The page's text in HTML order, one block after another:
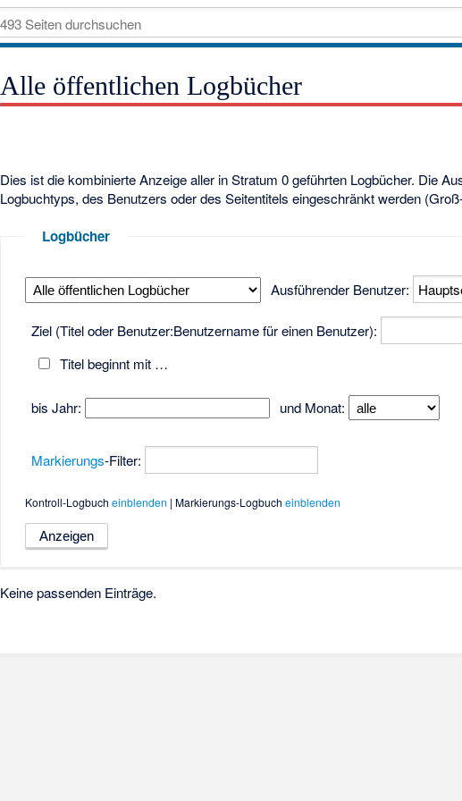
Alle öffentlichen Logbücher
Dies ist die kombinierte Anzeige aller in Stratum 0 geführten Logbücher. Die
Logbuchtyps, des Benutzers oder des Seitentitels eingeschränkt werden
Logbücher
Ausführender Benutzer:
Ziel (Titel oder Benutzer:Benutzername für einen Benutzer):
Titel beginnt mit …
bis Jahr: und Monat:
Markierungs-Filter:
Kontroll-Logbuch einblenden | Markierungs-Logbuch einblenden
Keine passenden Einträge.